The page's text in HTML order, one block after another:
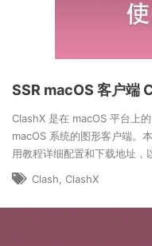
SSR macOS 客户端
ClashX 是在 macOS 平台上
macOS 系统的图形客户端。
用教程详细配置和下载地址，
Clash ClashX